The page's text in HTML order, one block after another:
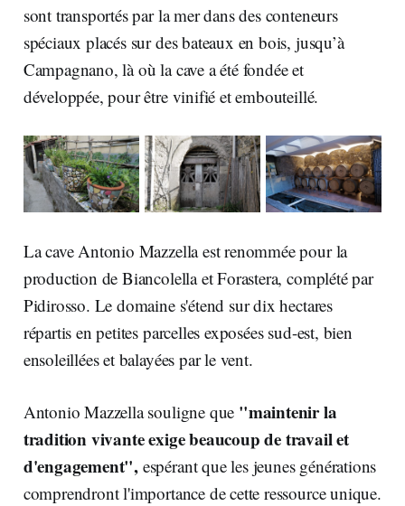
sont transportés par la mer dans des conteneurs
spéciaux placés sur des bateaux en bois, jusqu’à
Campagnano, là où la cave a été fondée et
développée, pour être vinifié et embouteillé.
La cave Antonio Mazzella est renommée pour la
production de Biancolella et Forastera, complété par
Pidirosso. Le domaine s'étend sur dix hectares
répartis en petites parcelles exposées sud-est, bien
ensoleillées et balayées par le vent.
Antonio Mazzella souligne que "maintenir la
tradition vivante exige beaucoup de travail et
d'engagement", espérant que les jeunes générations
comprendront l'importance de cette ressource unique.